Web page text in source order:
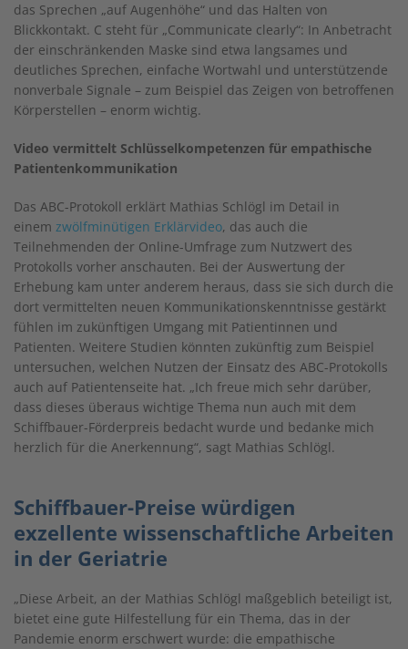
das Sprechen „auf Augenhöhe“ und das Halten von
Blickkontakt. C steht für „Communicate clearly“: In Anbetracht
der einschränkenden Maske sind etwa langsames und
deutliches Sprechen, einfache Wortwahl und unterstützende
nonverbale Signale – zum Beispiel das Zeigen von betroffenen
Körperstellen – enorm wichtig.
Video vermittelt Schlüsselkompetenzen für empathische
Patientenkommunikation
Das ABC-Protokoll erklärt Mathias Schlögl im Detail in
einem zwölfminütigen Erklärvideo, das auch die
Teilnehmenden der Online-Umfrage zum Nutzwert des
Protokolls vorher anschauten. Bei der Auswertung der
Erhebung kam unter anderem heraus, dass sie sich durch die
dort vermittelten neuen Kommunikationskenntnisse gestärkt
fühlen im zukünftigen Umgang mit Patientinnen und
Patienten. Weitere Studien könnten zukünftig zum Beispiel
untersuchen, welchen Nutzen der Einsatz des ABC-Protokolls
auch auf Patientenseite hat. „Ich freue mich sehr darüber,
dass dieses überaus wichtige Thema nun auch mit dem
Schiffbauer-Förderpreis bedacht wurde und bedanke mich
herzlich für die Anerkennung“, sagt Mathias Schlögl.
Schiffbauer-Preise würdigen
exzellente wissenschaftliche Arbeiten
in der Geriatrie
„Diese Arbeit, an der Mathias Schlögl maßgeblich beteiligt ist,
bietet eine gute Hilfestellung für ein Thema, das in der
Pandemie enorm erschwert wurde: die empathische